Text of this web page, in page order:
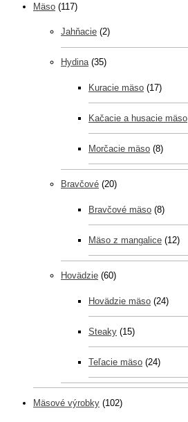
Mäso (117)
Jahňacie (2)
Hydina (35)
Kuracie mäso (17)
Kačacie a husacie mäso
Morčacie mäso (8)
Bravčové (20)
Bravčové mäso (8)
Mäso z mangalice (12)
Hovädzie (60)
Hovädzie mäso (24)
Steaky (15)
Teľacie mäso (24)
Mäsové výrobky (102)